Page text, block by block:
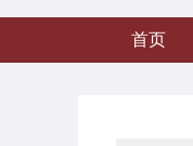
首页